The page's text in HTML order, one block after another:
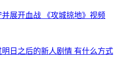
展开血战 《攻城掠地》视频